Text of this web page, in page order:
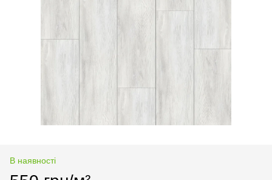
В наявності